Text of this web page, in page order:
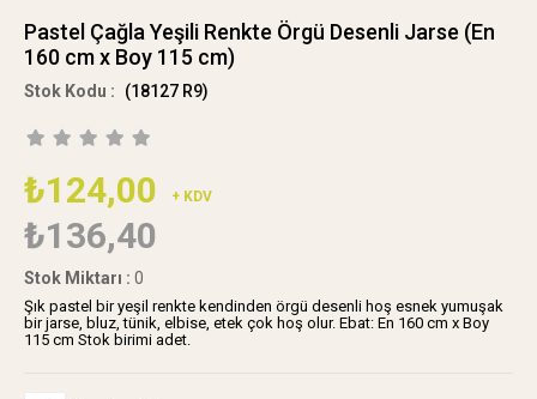
Pastel Çağla Yeşili Renkte Örgü Desenli Jarse (En
160 cm x Boy 115 cm)
(18127 R9)
₺124,00 + KDV
₺136,40
Stok Miktarı : 0
Şık pastel bir yeşil renkte kendinden örgü desenli hoş esnek yumuşak
bir jarse, bluz, tünik, elbise, etek çok hoş olur. Ebat: En 160 cm x Boy
115 cm Stok birimi adet.